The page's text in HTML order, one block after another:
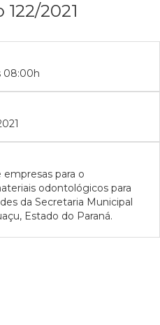
2021
08:00h
para o
odontológicos para
da Secretaria Municipal
Estado do Paraná.